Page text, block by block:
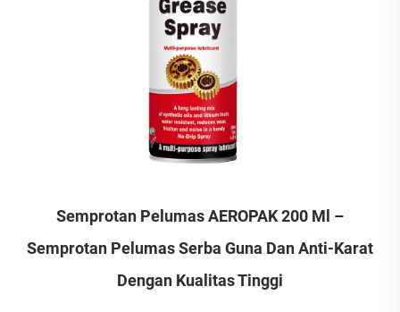
Semprotan Pelumas AEROPAK 200 Ml –
Semprotan Pelumas Serba Guna Dan Anti-Karat
Dengan Kualitas Tinggi